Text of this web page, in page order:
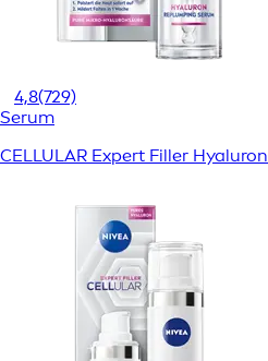
4,8(729)
Serum
CELLULAR Expert Filler